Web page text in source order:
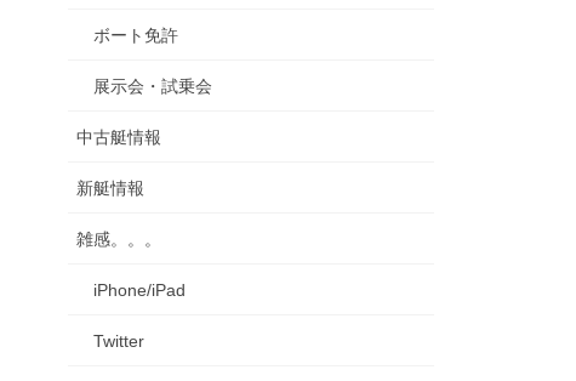
ボート免許
展示会・試乗会
中古艇情報
新艇情報
雑感。。。
iPhone/iPad
Twitter